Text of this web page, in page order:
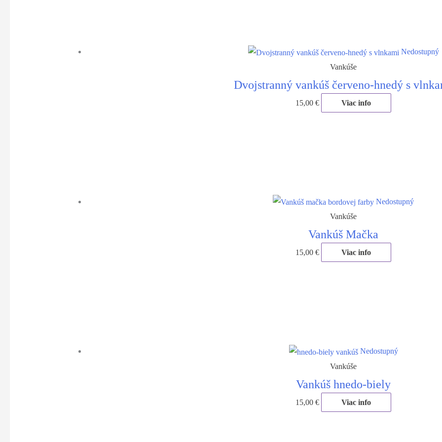
Nedostupný
Vankúše
Dvojstranný vankúš červeno-hnedý s
15,00 € Viac info
Nedostupný
Vankúše
Vankúš Mačka
15,00 € Viac info
Nedostupný
Vankúše
Vankúš hnedo-biely
15,00 € Viac info